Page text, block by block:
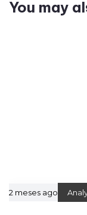
You may
2 meses ago